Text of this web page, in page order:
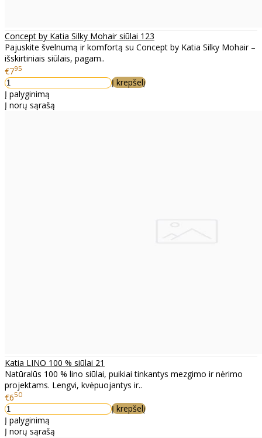
Concept by Katia Silky Mohair siūlai 123
Pajuskite švelnumą ir komfortą su Concept by Katia Silky Mohair –
išskirtiniais siūlais, pagam..
€795
Į krepšelį
Į palyginimą
Į norų sąrašą
Katia LINO 100 % siūlai 21
Natūralūs 100 % lino siūlai, puikiai tinkantys mezgimo ir nėrimo
projektams. Lengvi, kvėpuojantys ir..
€650
Į krepšelį
Į palyginimą
Į norų sąrašą